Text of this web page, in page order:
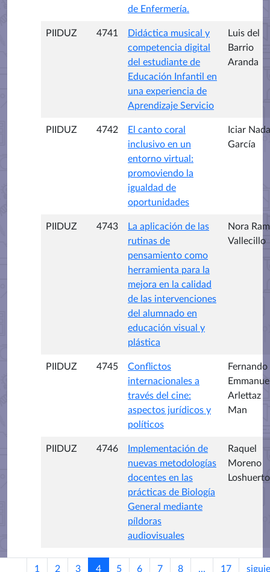
de Enfermería.
PIIDUZ 4741
Didáctica musical y
competencia digital
del estudiante de
Educación Infantil en
una experiencia de
Aprendizaje Servicio
Luis del
Barrio
Aranda
PIIDUZ 4742
El canto coral
inclusivo en un
entorno virtual:
promoviendo la
igualdad de
oportunidades
Iciar
García
PIIDUZ 4743
La aplicación de las
rutinas de
pensamiento como
herramienta para la
mejora en la calidad
de las intervenciones
del alumnado en
educación visual y
plástica
Nora
Vallecillo
PIIDUZ 4745
Conflictos
internacionales a
través del cine:
aspectos jurídicos y
políticos
Fernando
Arlettaz
Man
PIIDUZ 4746
Implementación de
nuevas metodologías
docentes en las
prácticas de Biología
General mediante
píldoras
audiovisuales
Raquel
Moreno
1 2 3 4 5 6 7 8 ... 17